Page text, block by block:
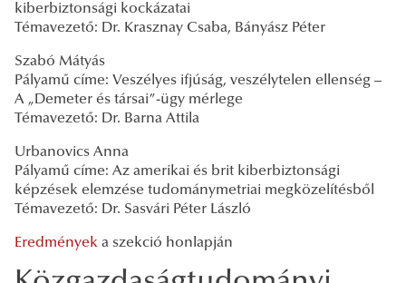
kiberbiztonsági kockázatai
Témavezető: Dr. Krasznay Csaba, Bányász Péter
Szabó Mátyás
Pályamű címe: Veszélyes ifjúság, veszélytelen ellenség –
A „Demeter és társai”-ügy mérlege
Témavezető: Dr. Barna Attila
Urbanovics Anna
Pályamű címe: Az amerikai és brit kiberbiztonsági
képzések elemzése tudománymetriai megközelítésből
Témavezető: Dr. Sasvári Péter László
Eredmények a szekció honlapján